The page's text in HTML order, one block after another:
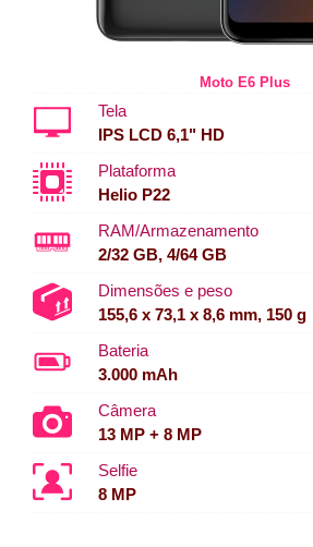
Moto E6 Plus
Tela
IPS LCD 6,1" HD
Plataforma
Helio P22
RAM/Armazenamento
2/32 GB, 4/64 GB
Dimensões e peso
155,6 x 73,1 x 8,6 mm, 150 g
Bateria
3.000 mAh
Câmera
13 MP + 8 MP
Selfie
8 MP